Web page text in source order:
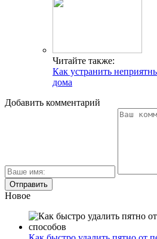
Читайте также:
Как устранить
дома
Добавить комментарий
Новое